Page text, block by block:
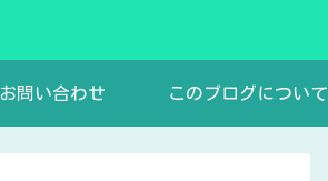
お問い合わせ このブログについて